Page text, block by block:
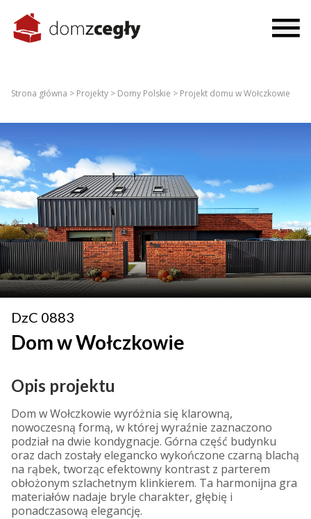
Strona główna > Projekty > Domy Polskie > Projekt domu w Wołczkowie
DzC 0883
Dom w Wołczkowie
Opis projektu
Dom w Wołczkowie wyróżnia się klarowną,
nowoczesną formą, w której wyraźnie zaznaczono
podział na dwie kondygnacje. Górna część budynku
oraz dach zostały elegancko wykończone czarną blachą
na rąbek, tworząc efektowny kontrast z parterem
obłożonym szlachetnym klinkierem. Ta harmonijna gra
materiałów nadaje bryle charakter, głębię i
ponadczasową elegancję.